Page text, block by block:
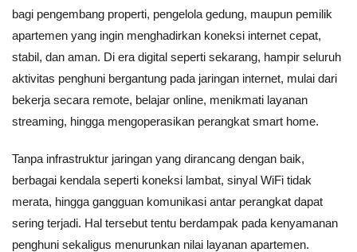
bagi pengembang properti, pengelola gedung, maupun pemilik
apartemen yang ingin menghadirkan koneksi internet cepat,
stabil, dan aman. Di era digital seperti sekarang, hampir seluruh
aktivitas penghuni bergantung pada jaringan internet, mulai dari
bekerja secara remote, belajar online, menikmati layanan
streaming, hingga mengoperasikan perangkat smart home.
Tanpa infrastruktur jaringan yang dirancang dengan baik,
berbagai kendala seperti koneksi lambat, sinyal WiFi tidak
merata, hingga gangguan komunikasi antar perangkat dapat
sering terjadi. Hal tersebut tentu berdampak pada kenyamanan
penghuni sekaligus menurunkan nilai layanan apartemen.